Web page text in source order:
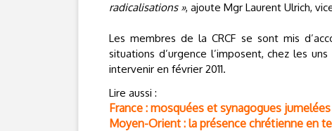
radicalisations », ajoute Mgr Laurent Ulrich,
Les membres de la CRCF se sont mis
situations d’urgence l’imposent, chez les
intervenir en février 2011.
Lire aussi :
France : mosquées et synagogues
Moyen-Orient : la présence chrétienne en